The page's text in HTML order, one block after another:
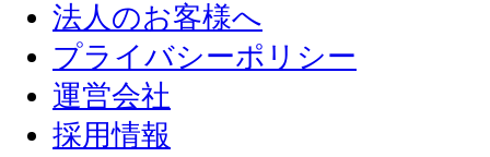
法人のお客様へ
プライバシーポリシー
運営会社
採用情報